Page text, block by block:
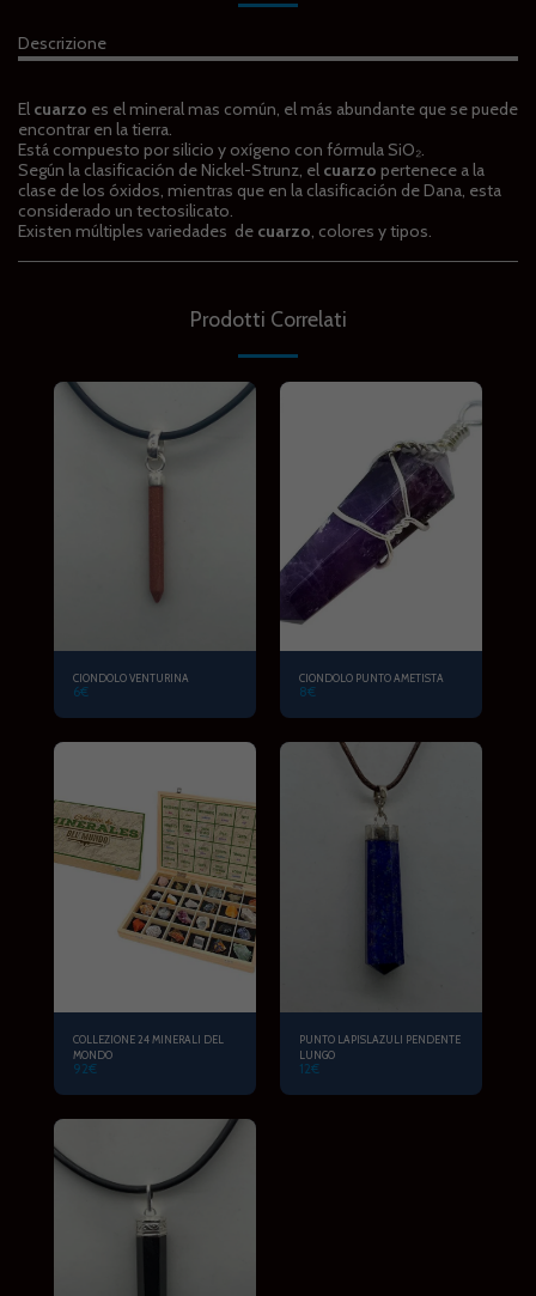
Descrizione
El cuarzo es el mineral mas común, el más abundante que se puede
encontrar en la tierra.
Está compuesto por silicio y oxígeno con fórmula SiO₂.
Según la clasificación de Nickel-Strunz, el cuarzo pertenece a la
clase de los óxidos, mientras que en la clasificación de Dana, esta
considerado un tectosilicato.
Existen múltiples variedades de cuarzo, colores y tipos.
Prodotti Correlati
CIONDOLO VENTURINA
6€
CIONDOLO PUNTO AMETISTA
8€
COLLEZIONE 24 MINERALI DEL
MONDO
92€
PUNTO LAPISLAZULI PENDENTE
LUNGO
12€